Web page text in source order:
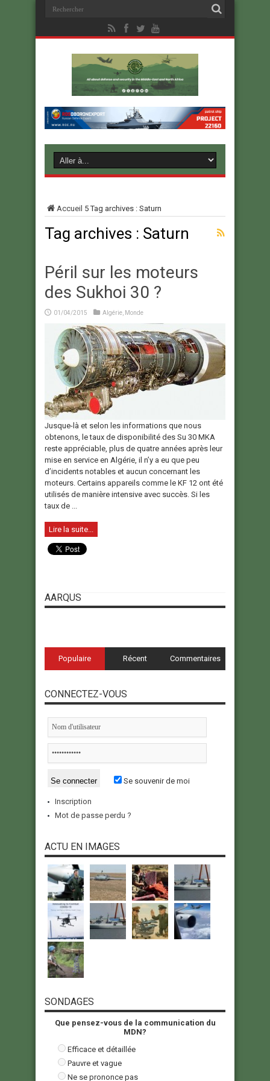
Accueil 5Tag archives : Saturn
Tag archives : Saturn
Péril sur les moteurs
des Sukhoi 30 ?
01/04/2015 Algérie Monde
Jusque-là et selon les informations que nous
obtenons, le taux de disponibilité des Su 30 MKA
reste appréciable, plus de quatre années après leur
mise en service en Algérie, il n’y a eu que peu
d’incidents notables et aucun concernant les
moteurs. Certains appareils comme le KF 12 ont été
utilisés de manière intensive avec succès. Si les
taux de ...
Lire la suite...
AARQUS
Populaire Récent Commentaires
CONNECTEZ-VOUS
Se souvenir de moi
Inscription
Mot de passe perdu ?
ACTU EN IMAGES
SONDAGES
Que pensez-vous de la communication du
MDN?
Efficace et détaillée
Pauvre et vague
Ne se prononce pas